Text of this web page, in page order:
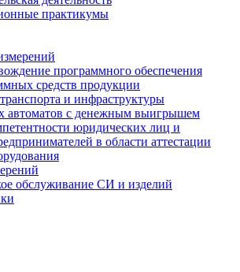
практикумы
программного обеспечения
средств продукции
и инфраструктуры
автоматов с денежным выигрышем
юридических лиц и
в области аттестации
обслуживание СИ и изделий